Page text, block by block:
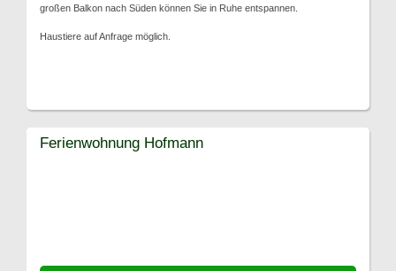
großen Balkon nach Süden können Sie in Ruhe entspannen.
Haustiere auf Anfrage möglich.
Ferienwohnung Hofmann